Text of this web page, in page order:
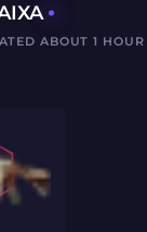
ABOUT 1 HOUR